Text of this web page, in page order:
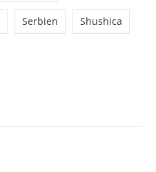
Serbien Shushica